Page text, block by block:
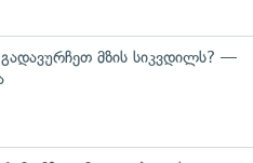
მზის სიკვდილს? —